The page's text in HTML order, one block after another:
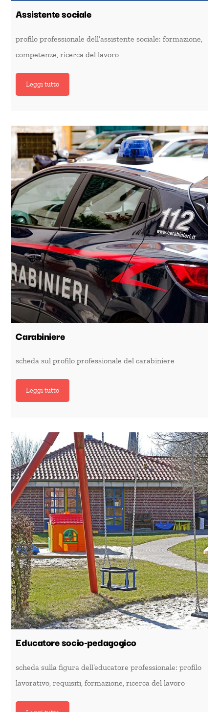
Assistente sociale
profilo professionale dell’assistente sociale: formazione,
competenze, ricerca del lavoro
Leggi tutto
Carabiniere
scheda sul profilo professionale del carabiniere
Leggi tutto
Educatore socio-pedagogico
scheda sulla figura dell’educatore professionale: profilo
lavorativo, requisiti, formazione, ricerca del lavoro